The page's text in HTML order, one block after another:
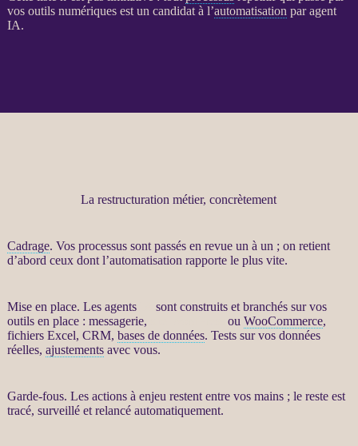
vos outils numériques est un candidat à l’automatisation paragent
IA.
La restructuration métier, concrètement
Cadrage. Vos processussont passés en revue un à un ; on retient
d’abord ceux dont l’automatisation rapporte le plus vite.
Mise en place. Les agents
sont construits et branchés sur vos
outils en place : messagerie,
ou WooCommerce,
fichiers Excel, CRM, bases de données. Tests sur vos données
réelles, ajustementsavec vous.
Garde-fous. Les actions à enjeu restent entre vos mains ; le reste est
tracé, surveillé et relancé automatiquement.